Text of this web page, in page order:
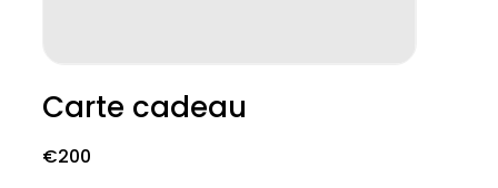
Carte cadeau
€200